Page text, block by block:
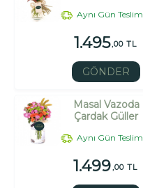
Aynı Gün
1.495,00 TL
GÖNDER
Masal Vazoda
Çardak Güller
Aynı Gün
1.499,00 TL